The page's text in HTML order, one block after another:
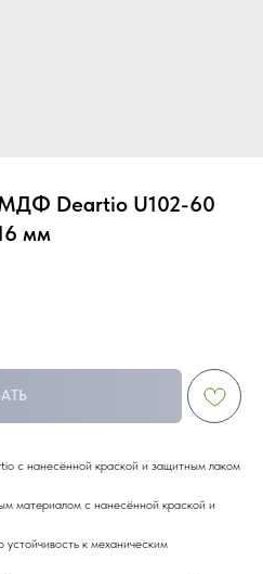
МДФ Deartio U102-60
мм
с нанесённой краской и защитным лаком
материалом с нанесённой краской и
к механическим